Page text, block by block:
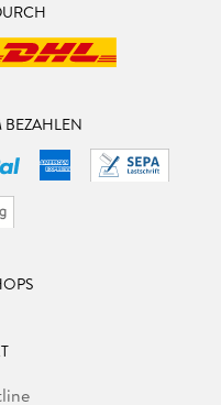
BEZAHLEN